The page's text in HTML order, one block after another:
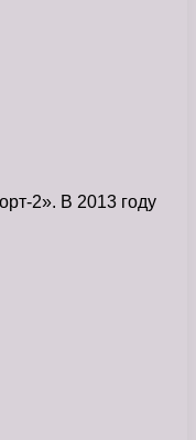
2». В 2013 году